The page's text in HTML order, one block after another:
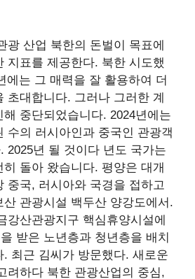
광 산업 북한의 돈벌이 목표에
지표를 제공한다. 북한 시도했
에는 그 매력을 잘 활용하여 더
초대합니다. 그러나 그러한 계
중단되었습니다. 2024년에는
수의 러시아인과 중국인 관광객
2025년 될 것이다 년도 국가는
돌아 왔습니다. 평양은 대개
중국, 러시아와 국경을 접하고
관광시설 백두산 양강도에서.
강산관광지구 핵심휴양시설에
받은 노년층과 청년층을 배치
최근 김씨가 방문했다. 새로운
려하다 북한 관광산업의 중심,